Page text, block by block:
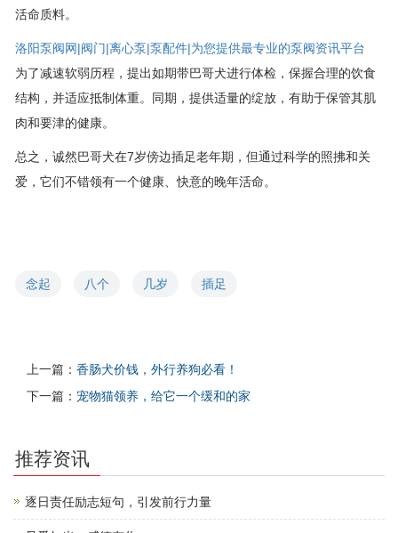
活命质料。
洛阳泵阀网|阀门|离心泵|泵配件|为您提供最专业的泵阀资讯平台
为了减速软弱历程，提出如期带巴哥犬进行体检，保握合理的饮食
结构，并适应抵制体重。同期，提供适量的绽放，有助于保管其肌
肉和要津的健康。
总之，诚然巴哥犬在7岁傍边插足老年期，但通过科学的照拂和关
爱，它们不错领有一个健康、快意的晚年活命。
念起 八个 几岁 插足
上一篇： 香肠犬价钱，外行养狗必看！
下一篇： 宠物猫领养，给它一个缓和的家
推荐资讯
逐日责任励志短句，引发前行力量